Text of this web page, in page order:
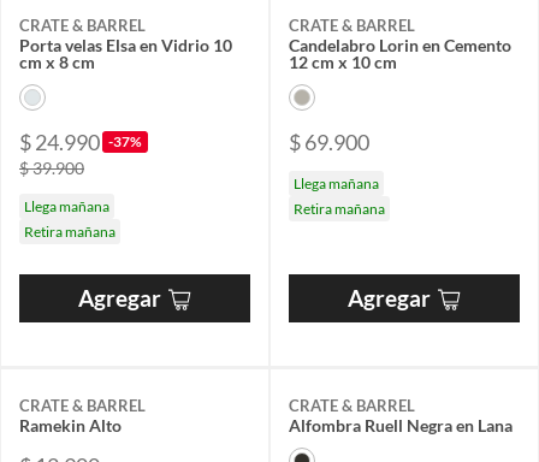
CRATE & BARREL
Porta velas Elsa en Vidrio 10
cm x 8 cm
$ 24.990 -37%
$ 39.900
Llega mañana
Retira mañana
Agregar
CRATE & BARREL
Candelabro Lorin en Cemento
12 cm x 10 cm
$ 69.900
Llega mañana
Retira mañana
Agregar
CRATE & BARREL
Ramekin Alto
CRATE & BARREL
Alfombra Ruell Negra en Lana